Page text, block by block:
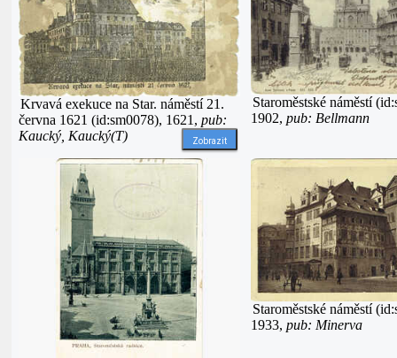
Krvavá exekuce na Star. náměstí 21.
června 1621 (id:sm0078), 1621, pub:
Kaucký, Kaucký(T)
Zobrazit
Staroměstské náměstí
1902, pub: Bellmann
Staroměstské náměstí
1933, pub: Minerva